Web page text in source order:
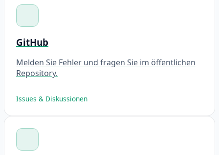
GitHub
Melden Sie Fehler und fragen Sie im öffentlichen
Repository.
Issues & Diskussionen